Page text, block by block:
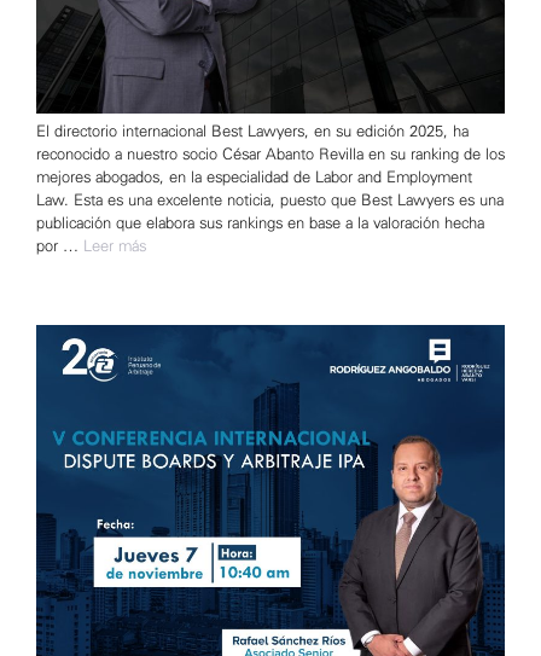
El directorio internacional Best Lawyers, en su edición 2025, ha
reconocido a nuestro socio César Abanto Revilla en su ranking de los
mejores abogados, en la especialidad de Labor and Employment
Law. Esta es una excelente noticia, puesto que Best Lawyers es una
publicación que elabora sus rankings en base a la valoración hecha
por …
Leer más